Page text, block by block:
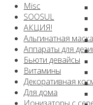
Misc
SOOSUL
АКЦИЯ!
Альгинатная маска
Аппараты для
Бьюти девайсы
Витамины
Декоративная
Для дома